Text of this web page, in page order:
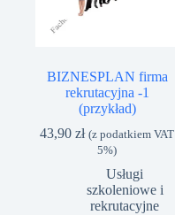
BIZNESPLAN firma
rekrutacyjna -1
(przykład)
43,90zł (z podatkiem VAT
5%)
Usługi
szkoleniowe i
rekrutacyjne